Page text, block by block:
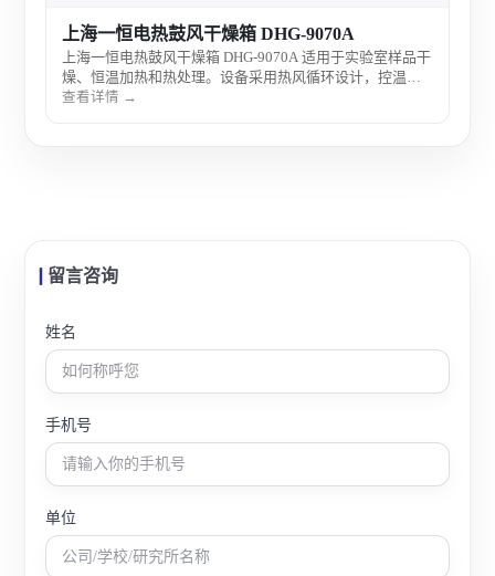
上海一恒电热鼓风干燥箱 DHG-9070A
上海一恒电热鼓风干燥箱 DHG-9070A 适用于实验室样品干
燥、恒温加热和热处理。设备采用热风循环设计，控温稳
定、温度均匀，适合化工、生物、制药、食品检测、材料
查看详情 →
留言咨询
姓名
手机号
单位